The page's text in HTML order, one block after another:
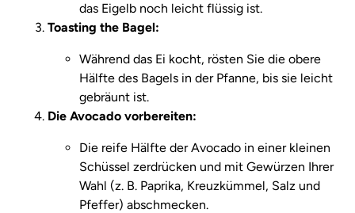
das Eigelb noch leicht flüssig ist.
Toasting the Bagel:
Während das Ei kocht, rösten Sie die obere
Hälfte des Bagels in der Pfanne, bis sie leicht
gebräunt ist.
Die Avocado vorbereiten:
Die reife Hälfte der Avocado in einer kleinen
Schüssel zerdrücken und mit Gewürzen Ihrer
Wahl (z. B. Paprika, Kreuzkümmel, Salz und
Pfeffer) abschmecken.